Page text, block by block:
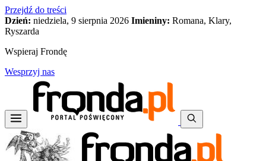
Przejdź do treści
Dzień: niedziela, 9 sierpnia 2026 Imieniny: Romana, Klary,
Ryszarda
Wspieraj Frondę
Wesprzyj nas